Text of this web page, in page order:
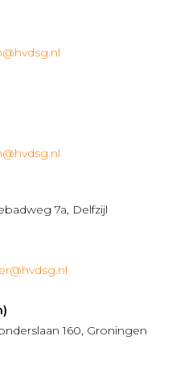
7a, Delfzijl
160, Groningen